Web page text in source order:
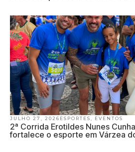
JULHO 27, 2026 ESPORTES EVENTOS
2ª Corrida Erotildes Nunes
fortalece o esporte em Várzea